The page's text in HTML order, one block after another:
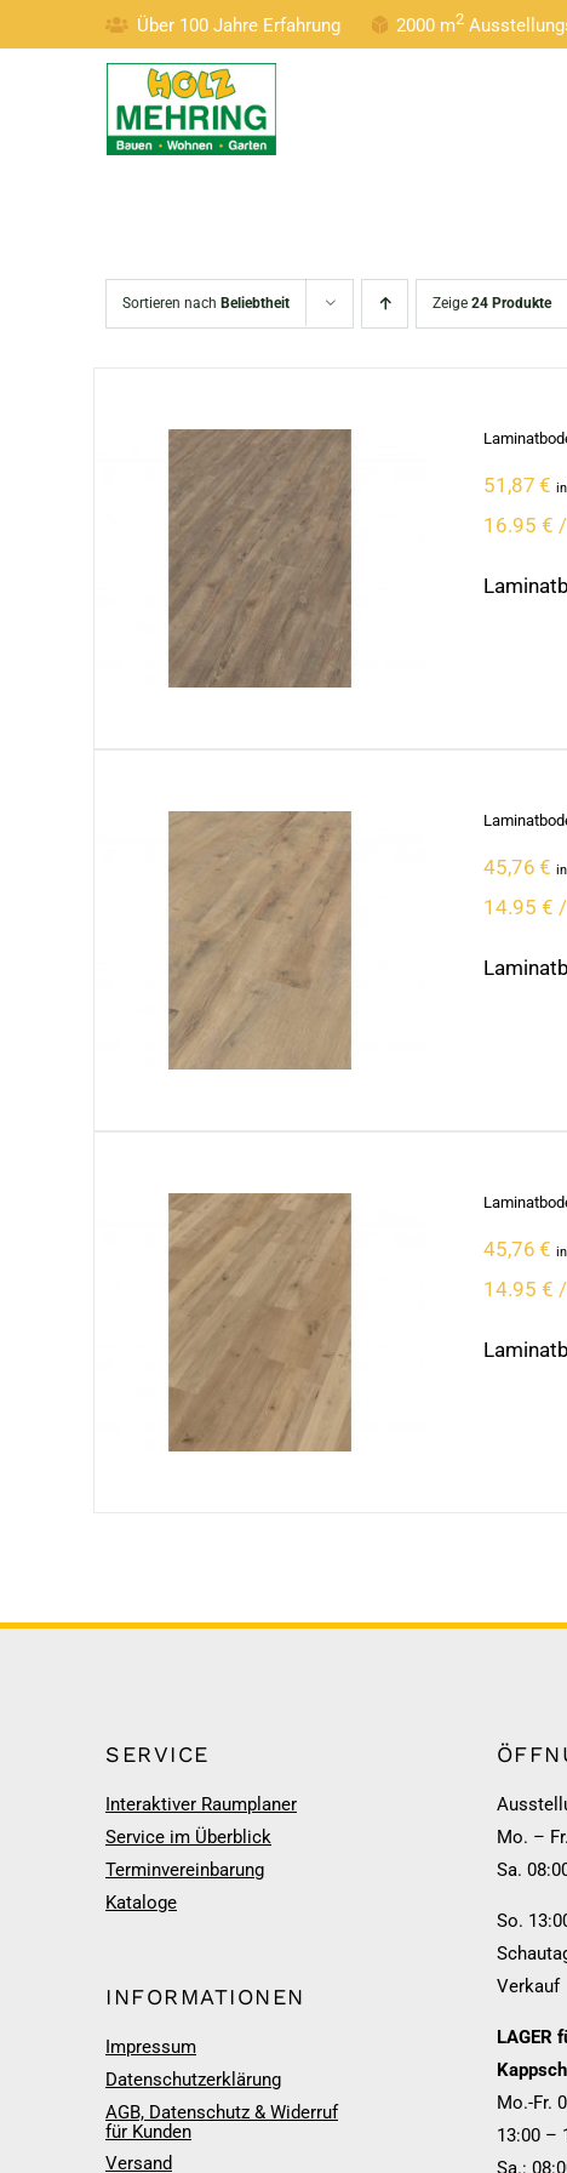
Inhalt
Über 100 Jahre Erfahrung 2000 m2
Sortieren nach Beliebtheit Zeige 24 Produkte
51,87 €
16.95 €
45,76 €
14.95 €
45,76 €
14.95 €
SERVICE
Interaktiver Raumplaner
Service im Überblick
Terminvereinbarung
Kataloge
INFORMATIONEN
Impressum
Datenschutzerklärung
AGB, Datenschutz & Widerruf
für Kunden
Versand
Mo. –
Sa.
So.
Verkauf
LAGER
Mo.-Fr.
13:00 –
Sa.: